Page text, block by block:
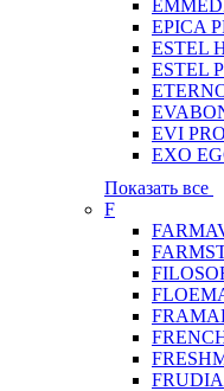
EPICA
ESTEL
ESTEL
EVI
EXO
Показать все
F
FRUDIA